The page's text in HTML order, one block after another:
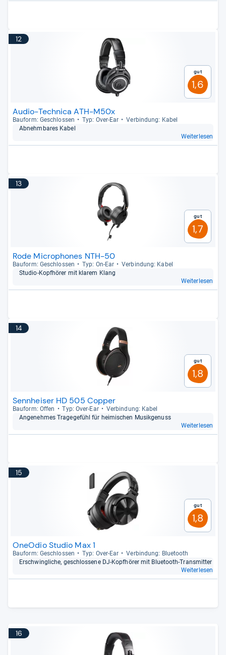
12
Gut
1,6
Audio-Technica ATH-M50x
Bau­form: Geschlos­sen Typ: Over-​Ear
Ver­bin­dung: Kabel
Abnehm­ba­res Kabel
Weiterlesen
13
Gut
1,7
Rode Microphones NTH-50
Bau­form: Geschlos­sen Typ: On-​Ear
Ver­bin­dung: Kabel
Stu­dio-​Kopf­hö­rer mit kla­rem Klang
Weiterlesen
14
Gut
1,8
Sennheiser HD 505 Copper
Bau­form: Offen Typ: Over-​Ear
Ver­bin­dung: Kabel
Ange­neh­mes Tra­ge­ge­fühl für hei­mi­schen Musik­ge­nuss
Weiterlesen
15
Gut
1,8
OneOdio Studio Max 1
Bau­form: Geschlos­sen Typ: Over-​Ear
Ver­bin­dung: Blue­tooth
Erschwing­li­che, geschlos­sene DJ-​Kopf­hö­rer mit Blue­tooth-​Trans­mit­ter
Weiterlesen
16